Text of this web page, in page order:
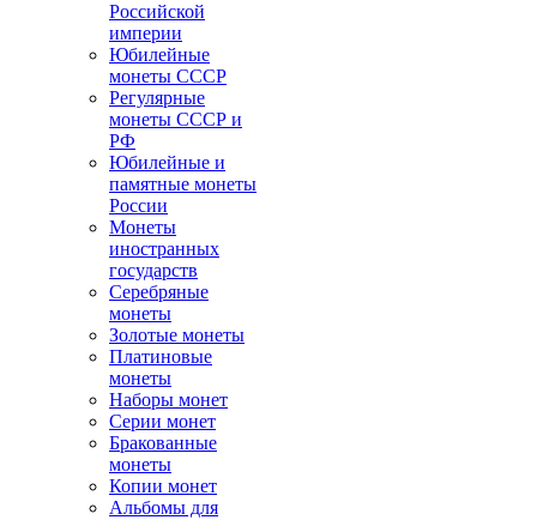
Российской
империи
Юбилейные
монеты СССР
Регулярные
монеты СССР и
РФ
Юбилейные и
памятные монеты
России
Монеты
иностранных
государств
Серебряные
монеты
Золотые монеты
Платиновые
монеты
Наборы монет
Серии монет
Бракованные
монеты
Копии монет
Альбомы для